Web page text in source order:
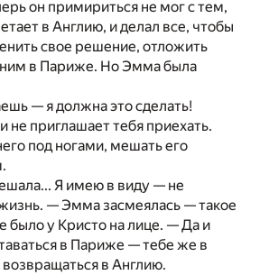
он примириться не мог с тем,
в Англию, и делал все, чтобы
свое решение, отложить
ним в Париже. Но Эмма была
— я должна это сделать!
не приглашает тебя приехать.
под ногами, мешать его
Я имею в виду — не
— Эмма засмеялась — такое
у Кристо на лице. — Да и
в Париже — тебе же в
в Англию.